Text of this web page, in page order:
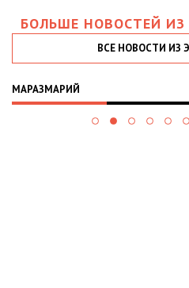
БОЛЬШЕ НОВОСТЕЙ ИЗ
ВСЕ НОВОСТИ ИЗ
МАРАЗМАРИЙ